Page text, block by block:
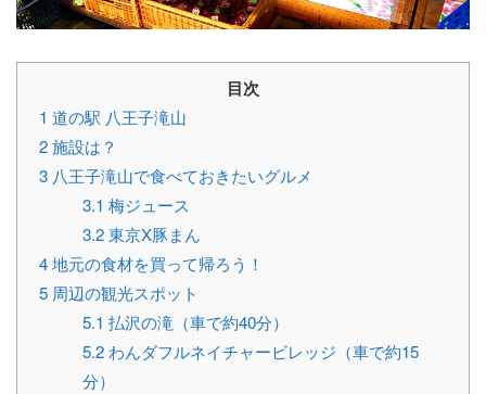
目次
1 道の駅 八王子滝山
2施設は？
3 八王子滝山で食べておきたいグルメ
3.1 梅ジュース
3.2東京X豚まん
4地元の食材を買って帰ろう！
5 周辺の観光スポット
5.1 払沢の滝（車で約40分）
5.2 わんダフルネイチャービレッジ（車で約15
分）